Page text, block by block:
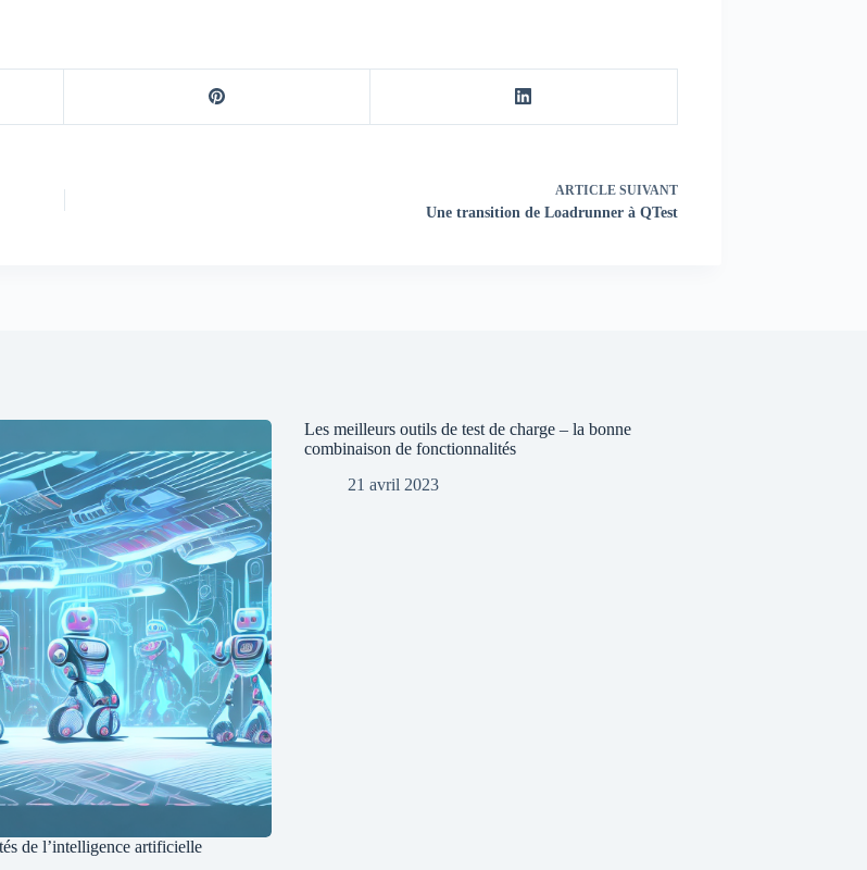
ARTICLESUIVANT
Une transition de Loadrunner à QTest
de l’intelligence artificielle
Les meilleurs outils de test de charge – la bonne
combinaison de fonctionnalités
21 avril 2023